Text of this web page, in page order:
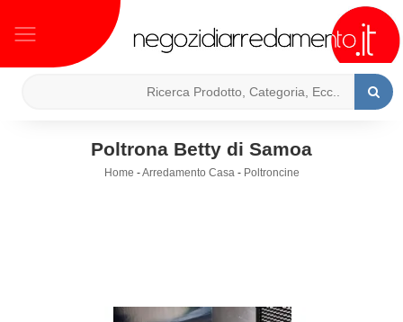
Poltrona Betty di Samoa
Home -Arredamento Casa- Poltroncine